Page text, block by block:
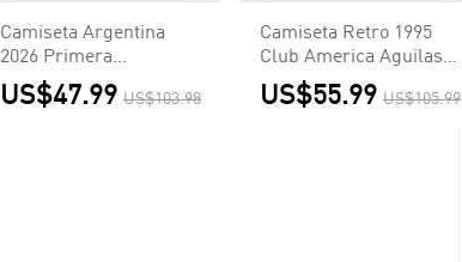
Camiseta Argentina
2026 Primera
Equipación Copa del
Mundo - Versión Hincha
US$47.99 US$103.98
Camiseta Retro 1995
Club America Aguilas
Primera Equipación
Local Hombre - Versión
US$55.99 US$105.99